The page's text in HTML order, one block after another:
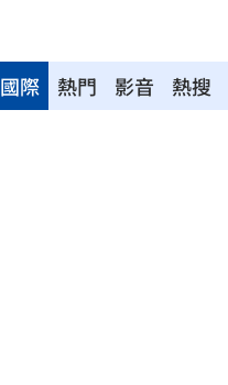
熱門 影音 熱搜
國際
⋯網炸鍋
普500新高 05:23